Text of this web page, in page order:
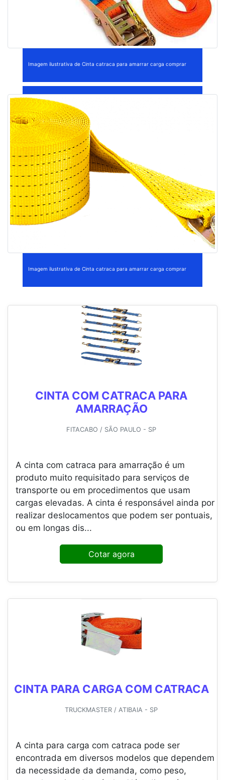
Imagem ilustrativa de Cinta catraca para amarrar carga comprar
Imagem ilustrativa de Cinta catraca para amarrar carga comprar
CINTA COM CATRACA PARA
AMARRAÇÃO
FITACABO / SÃO PAULO - SP
A cinta com catraca para amarração é um
produto muito requisitado para serviços de
transporte ou em procedimentos que usam
cargas elevadas. A cinta é responsável ainda por
realizar deslocamentos que podem ser pontuais,
ou em longas dis...
Cotar agora
CINTA PARA CARGA COM CATRACA
TRUCKMASTER / ATIBAIA - SP
A cinta para carga com catraca pode ser
encontrada em diversos modelos que dependem
da necessidade da demanda, como peso,